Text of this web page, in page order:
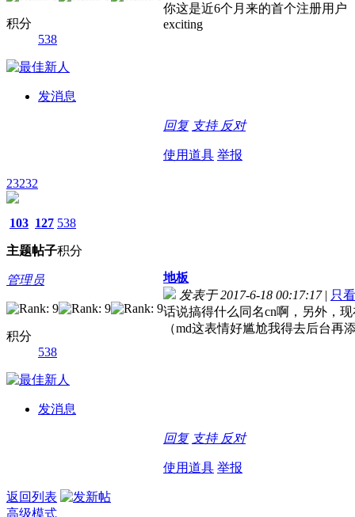
积分
538
发消息
你这是近6个月来的首个注册用户
exciting
回复 支持 反对
使用道具 举报
23232
103
主题
127
帖子
538
积分
管理员
积分
538
发消息
地板
发表于 2017-6-18 00:17:17 | 只
话说搞得什么同名cn啊，另外，
（md这表情好尴尬我得去后台再
回复 支持 反对
使用道具 举报
返回列表
高级模式